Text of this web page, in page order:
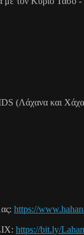
(Λάχανα και
https://
https://bit.ly/